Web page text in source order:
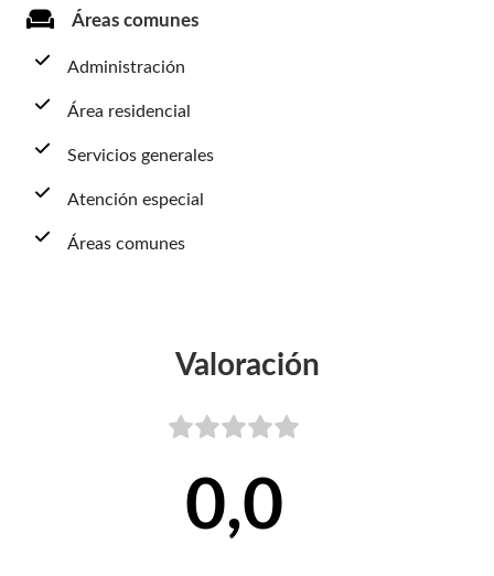
Áreas comunes
Administración
Área residencial
Servicios generales
Atención especial
Áreas comunes
Valoración
0,0